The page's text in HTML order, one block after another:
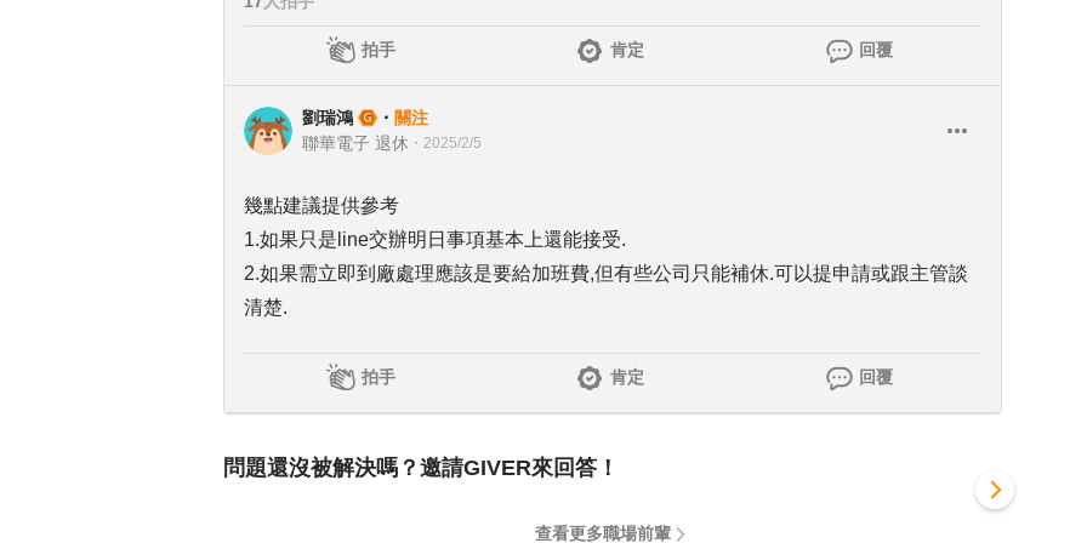
拍手 肯定 回覆
劉瑞鴻 ・ 關注
聯華電子 退休 ・ 2025/2/5
幾點建議提供參考
1.如果只是line交辦明日事項基本上還能接受.
2.如果需立即到廠處理應該是要給加班費,但有些公司只能補休.可以提申請或跟主管談
清楚.
拍手 肯定 回覆
問題還沒被解決嗎？邀請GIVER來回答！
查看更多職場前輩